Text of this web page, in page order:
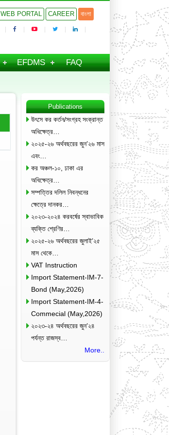
WEB PORTAL CAREER বাংলা
EFDMS FAQ
Publications
উৎসে কর কর্তন/সংগ্রহ সংক্রান্ত
অধিক্ষেত্র…
২০২৫-২৬ অর্থবছরের জুন’২৬ মাস
এবং…
কর অঞ্চল-১০, ঢাকা এর
অধিক্ষেত্র…
সম্পত্তির দলিল নিবন্ধনের
ক্ষেত্রে দানকর…
২০২৩-২০২৪ করবর্ষের স্বাভাবিক
ব্যক্তি শ্রেণির…
২০২৫-২৬ অর্থবছরের জুলাই’২৫
মাস থেকে…
VAT Instruction
Import Statement-IM-7-
Bond (May,2026)
Import Statement-IM-4-
Commecial (May,2026)
২০২৩-২৪ অর্থবছরের জুন’২৪
পর্যন্ত রাজস্ব…
More..